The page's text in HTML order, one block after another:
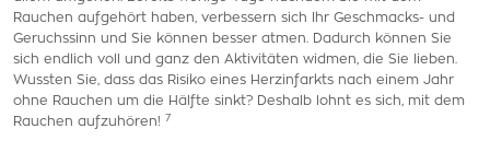
Rauchen aufgehört haben, verbessern sich Ihr Geschmacks- und
Geruchssinn und Sie können besser atmen. Dadurch können Sie
sich endlich voll und ganz den Aktivitäten widmen, die Sie lieben.
Wussten Sie, dass das Risiko eines Herzinfarkts nach einem Jahr
ohne Rauchen um die Hälfte sinkt? Deshalb lohnt es sich, mit dem
Rauchen aufzuhören! 7